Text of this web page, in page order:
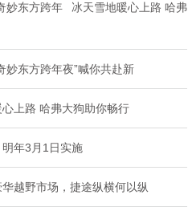
妙东方跨年
冰天雪地暖心上路 哈弗
妙东方跨年夜”喊你共赴新
上路 哈弗大狗助你畅行
年3月1日实施
越野市场，捷途纵横何以纵